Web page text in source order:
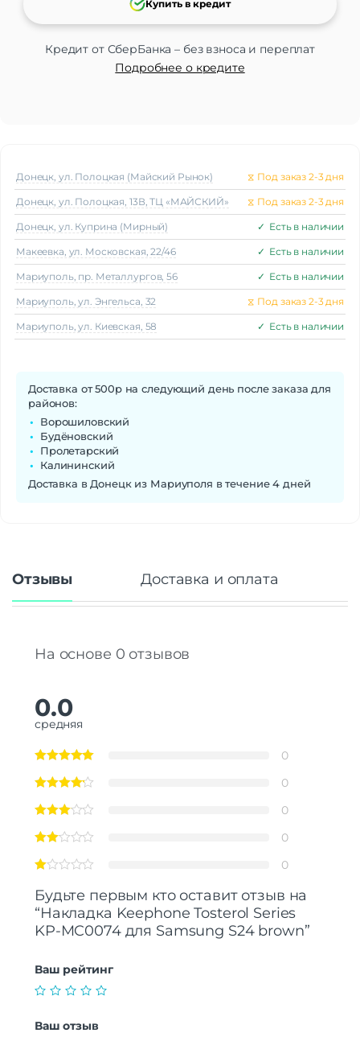
Кредит от СберБанка – без взноса и переплат
Подробнее о кредите
Купить в кредит
Донецк, ул. Полоцкая (Майский Рынок) ⧖ Под заказ 2-3 дня
Донецк, ул. Полоцкая, 13В, ТЦ «МАЙСКИЙ» ⧖ Под заказ 2-3 дня
Донецк, ул. Куприна (Мирный) ✓ Есть в наличии
Макеeвка, ул. Московская, 22/46 ✓ Есть в наличии
Мариуполь, пр. Металлургов, 56 ✓ Есть в наличии
Мариуполь, ул. Энгельса, 32 ⧖ Под заказ 2-3 дня
Мариуполь, ул. Киевская, 58 ✓ Есть в наличии
Доставка от 500р на следующий день после заказа для
районов:
Ворошиловский
Будёновский
Пролетарский
Калининский
Доставка в Донецк из Мариуполя в течение 4 дней
Отзывы Доставка и оплата
На основе 0 отзывов
0.0
средняя
0
0
0
0
0
Будьте первым кто оставит отзыв на
“Накладка Keephone Tosterol Series
KP-MC0074 для Samsung S24 brown”
Ваш рейтинг
Ваш отзыв